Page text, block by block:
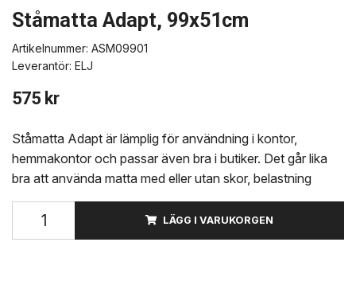
Ståmatta Adapt, 99x51cm
Artikelnummer: ASM09901
Leverantör: ELJ
575 kr
Ståmatta Adapt är lämplig för användning i kontor,
hemmakontor och passar även bra i butiker. Det går lika
bra att använda matta med eller utan skor, belastning
LÄGG I VARUKORGEN